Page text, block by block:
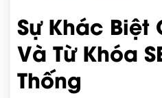
Sự Khác Biệt
Và Từ Khóa
Thống